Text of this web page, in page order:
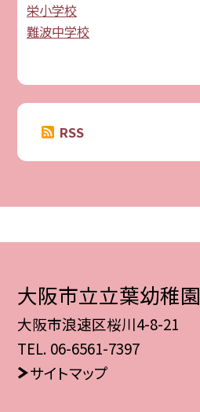
栄小学校
難波中学校
RSS
大阪市立立葉幼稚園
大阪市浪速区桜川4-8-21
TEL. 06-6561-7397
サイトマップ